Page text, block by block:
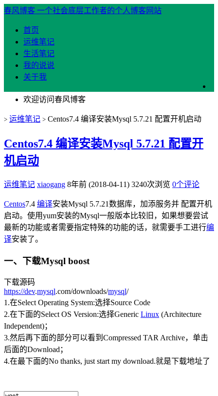
春风博客 一个社会底层工作者的个人博客网站
首页
运维笔记
生活笔记
我的说说
关于我
欢迎访问春风博客
> 运维笔记 > Centos7.4 编译安装Mysql 5.7.21 配置开机启动
Centos7.4 编译安装Mysql 5.7.21 配置开
机启动
运维笔记 xiaogang 8年前 (2018-04-11) 3240次浏览 0个评论
Centos7.4 编译安装Mysql 5.7.21数据库，加添服务并 配置开机
启动。使用yum安装的Mysql一般版本比较旧，如果想要尝试
最新的功能或者需要指定特殊的功能的话，就需要手工进行编
译安装了。
一、下载Mysql boost
下载源码
https://dev.mysql.com/downloads/mysql/
1.在Select Operating System:选择Source Code
2.在下面的Select OS Version:选择Generic Linux (Architecture
Independent)；
3.然后再下面的部分可以看到Compressed TAR Archive，单击
后面的Download；
4.在最下面的No thanks, just start my download.就是下载地址了